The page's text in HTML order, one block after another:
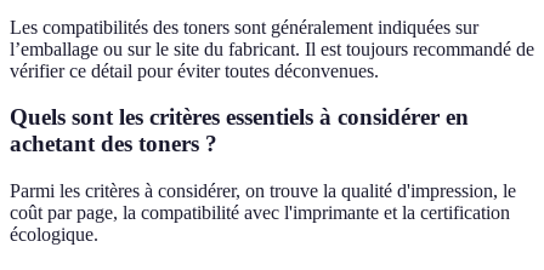
Les compatibilités des toners sont généralement indiquées sur
l’emballage ou sur le site du fabricant. Il est toujours recommandé de
vérifier ce détail pour éviter toutes déconvenues.
Quels sont les critères essentiels à considérer en
achetant des toners ?
Parmi les critères à considérer, on trouve la qualité d'impression, le
coût par page, la compatibilité avec l'imprimante et la certification
écologique.